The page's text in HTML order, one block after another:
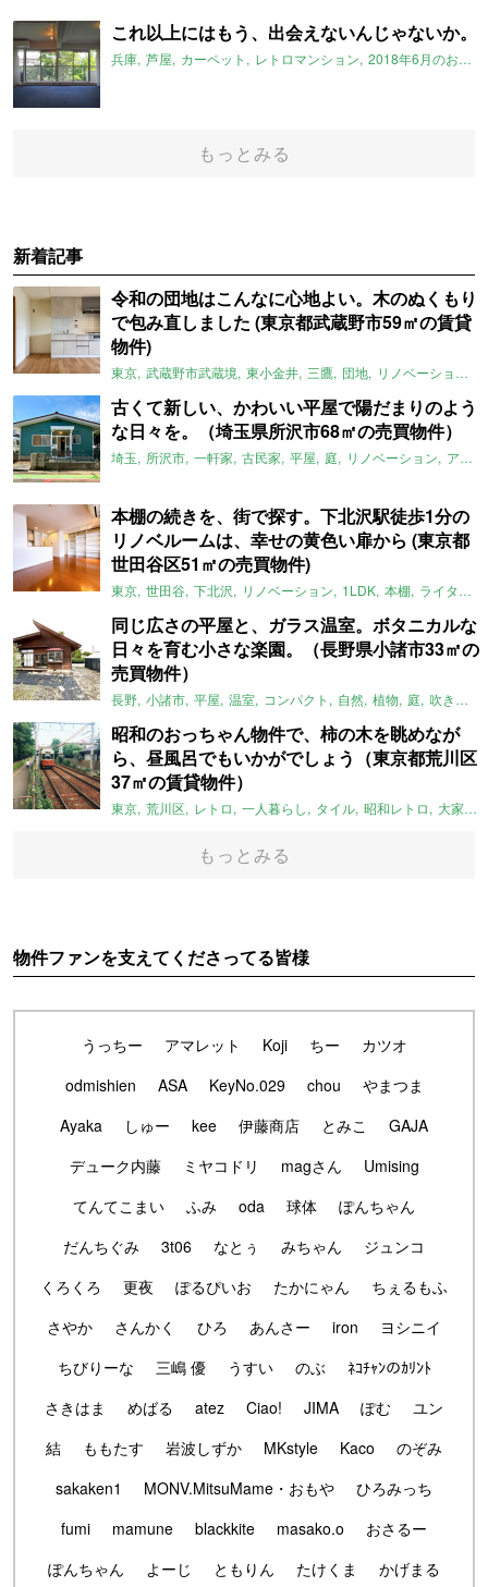
これ以上にはもう、出会えないんじゃないか。
兵庫 芦屋 カーペット レトロマンション 2018年6月のおすすめ
もっとみる
新着記事
令和の団地はこんなに心地よい。木のぬくもり
で包み直しました (東京都武蔵野市59㎡の賃貸
物件)
東京 武蔵野市武蔵境 東小金井 三鷹 団地 リノベーション
古くて新しい、かわいい平屋で陽だまりのよう
な日々を。（埼玉県所沢市68㎡の売買物件）
埼玉 所沢市 一軒家 古民家 平屋 庭 リノベーション アメリカンハウス
本棚の続きを、街で探す。下北沢駅徒歩1分の
リノベルームは、幸せの黄色い扉から (東京都
世田谷区51㎡の売買物件)
東京 世田谷 下北沢 リノベーション 1LDK 本棚 ライター：ほしりょうこ
同じ広さの平屋と、ガラス温室。ボタニカルな
日々を育む小さな楽園。（長野県小諸市33㎡の
売買物件）
長野 小諸市 平屋 温室 コンパクト 自然 植物 庭 吹き抜け
昭和のおっちゃん物件で、柿の木を眺めなが
ら、昼風呂でもいかがでしょう（東京都荒川区
37㎡の賃貸物件）
東京 荒川区 レトロ 一人暮らし タイル 昭和レトロ 大家女子
もっとみる
物件ファンを支えてくださってる皆様
うっちー アマレット Koji ちー
カツオ
odmishien
ASA KeyNo.029 chou
やまつま
Ayaka
しゅー kee 伊藤商店 とみこ
GAJA
デューク内藤
ミヤコドリ magさん
Umising
てんてこまい
ふみ oda 球体
ぽんちゃん
だんちぐみ
3t06 なとぅ みちゃん
ジュンコ
くろくろ
更夜 ぽるぴいお たかにゃん
ちぇるもふ
さやか
さんかく ひろ あんさー iron
ヨシニイ
ちびりーな
三嶋 優 うすい のぶ
ﾈｺﾁｬﾝのｶﾘﾝﾄ
さきはま
めばる atez Ciao! JIMA ぽむ
ユン
結
ももたす 岩波しずか MKstyle Kaco
のぞみ
sakaken1
MONV.MitsuMame・おもや
ひろみっち
fumi
mamune blackkite masako.o
おさるー
ぽんちゃん
よーじ ともりん たけくま
かげまる